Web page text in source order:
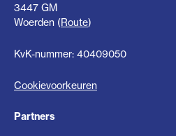
3447 GM
Woerden (Route)
KvK-nummer: 40409050
Cookievoorkeuren
Partners